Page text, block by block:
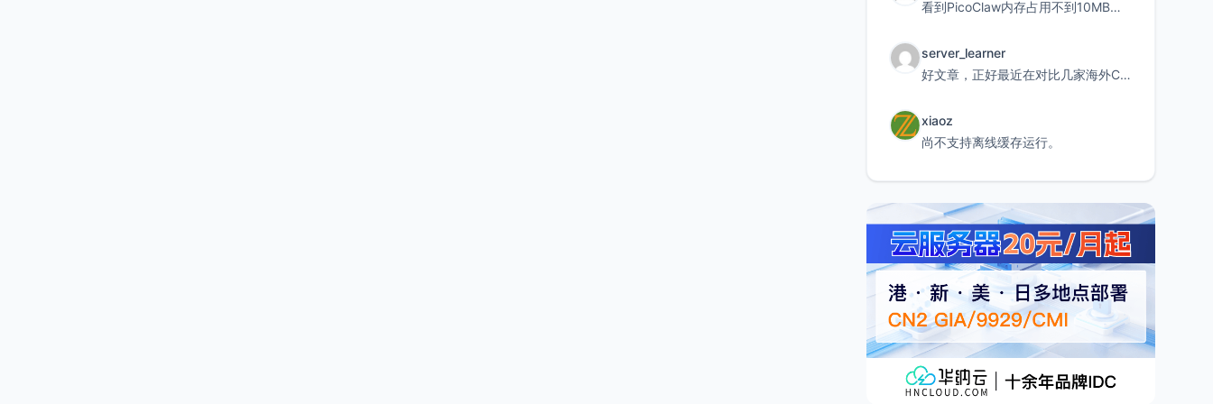
看到PicoClaw内存占用不到10MB这个数据真的很惊喜，确实很适合我这种想用旧设备折腾AI的小白
server_learner
好文章，正好最近在对比几家海外CDN。文中提到CF免费版不支持自定义回源端口和HOST这个痛点太真实
xiaoz
尚不支持离线缓存运行。